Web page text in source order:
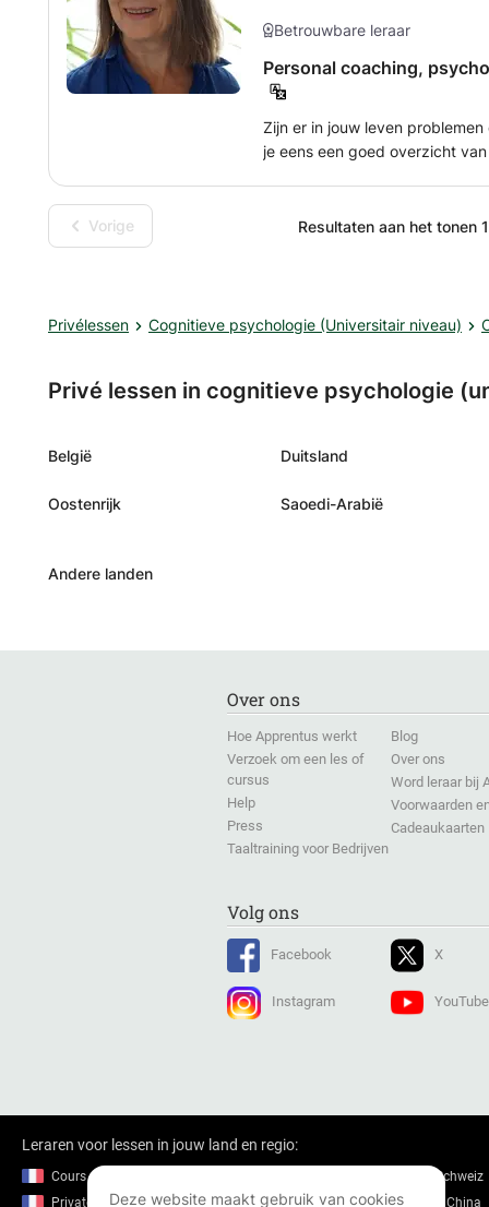
behoeften en doelstellingen.
verbeteren, door uitdagende
psychologische theorie wilt
ondersteunen.
Betrouwbare leraar
Personal coaching,
Zijn er in jouw leven
je eens een goed overzicht
anderen willen? Zo zijn er
(universitair, Msc) en gebruik
ik ook ervaring als
Vorige Resultaten aan het tonen
Privélessen Cognitieve psychologie (Universitair niveau)
Privé lessen in cognitieve psychologie
België Duitsland
Oostenrijk Saoedi-Arabië
Andere landen
Over ons
Hoe Apprentus werkt
Verzoek om een les of
cursus
Help
Press
Taaltraining voor Bedrijven
Blog
Over ons
Word leraar bij
Voorwaarden
Cadeaukaarten
Volg ons
Facebook
Instagram
X
YouTube
Leraren voor lessen in jouw land en regio:
Cours particuliers en France
Private lessons in France
Nachhilfe in der Schweiz
Private lessons in China
Deze website maakt gebruik van cookies